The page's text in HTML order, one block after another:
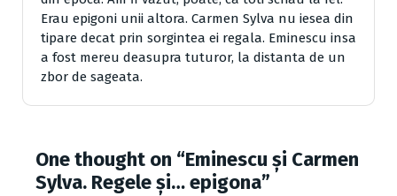
Erau epigoni unii altora. Carmen Sylva nu iesea din
tipare decat prin sorgintea ei regala. Eminescu insa
a fost mereu deasupra tuturor, la distanta de un
zbor de sageata.
One thought on “Eminescu și Carmen
Sylva. Regele și… epigona”